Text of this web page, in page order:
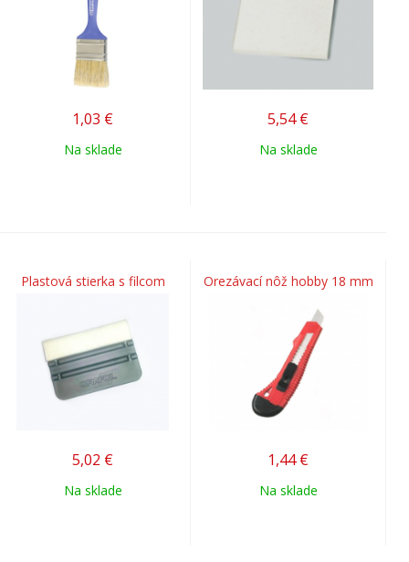
1,03 €
Na sklade
5,54 €
Na sklade
Plastová stierka s filcom
5,02 €
Na sklade
Orezávací nôž hobby 18 mm
1,44 €
Na sklade